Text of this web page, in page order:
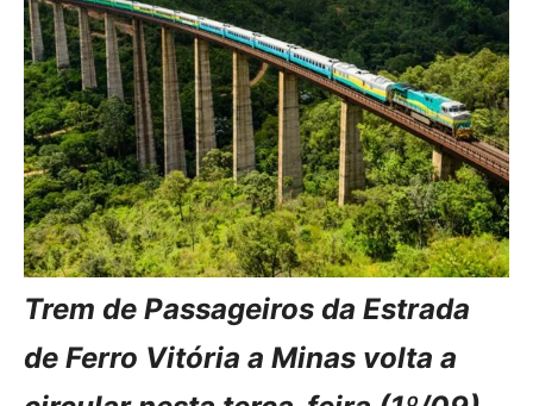
Trem de Passageiros da Estrada
de Ferro Vitória a Minas volta a